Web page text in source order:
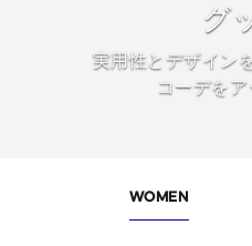
グ
実用性とデザイン
コーデを
WOMEN